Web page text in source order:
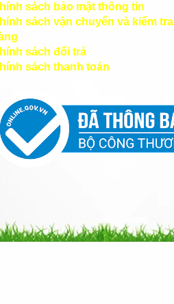
sách bảo mật thông tin
sách vận chuyển và kiểm tra
sách đổi trả
sách thanh toán